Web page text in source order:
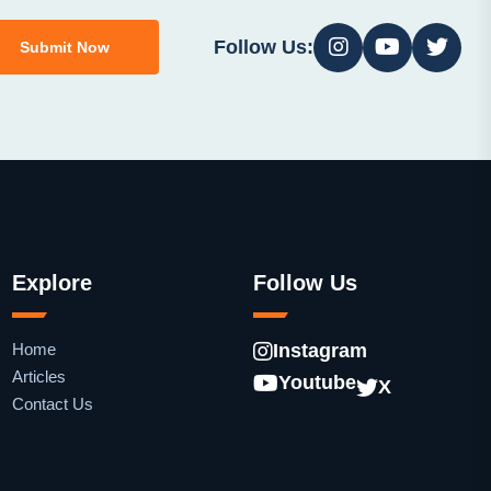
Submit Now Follow Us:
Explore
Home
Articles
Contact Us
Follow Us
Instagram
Youtube
X